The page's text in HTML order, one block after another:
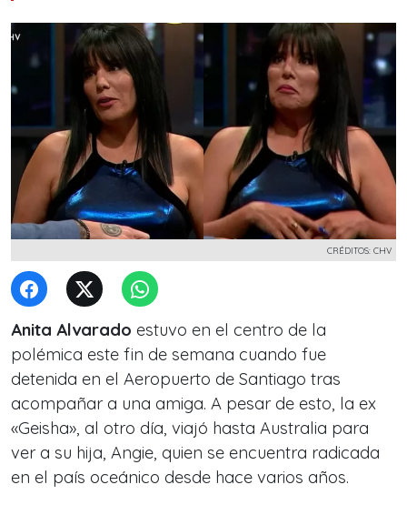
CRÉDITOS: CHV
Anita Alvarado estuvo en el centro de la
polémica este fin de semana cuando fue
detenida en el Aeropuerto de Santiago tras
acompañar a una amiga. A pesar de esto, la ex
«Geisha», al otro día, viajó hasta Australia para
ver a su hija, Angie, quien se encuentra radicada
en el país oceánico desde hace varios años.